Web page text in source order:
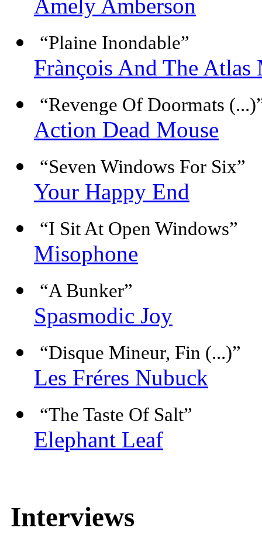
Amely Amberson
“Plaine Inondable”
Frànçois And The Atlas
“Revenge Of Doormats
Action Dead Mouse
“Seven Windows For Six”
Your Happy End
“I Sit At Open Windows”
Misophone
“A Bunker”
Spasmodic Joy
“Disque Mineur, Fin (...)”
Les Fréres Nubuck
“The Taste Of Salt”
Elephant Leaf
Interviews